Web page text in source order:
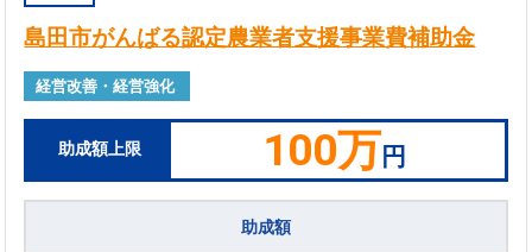
島田市がんばる認定農業者支援事業費補助金
経営改善・経営強化
助成額上限 100万円
助成額